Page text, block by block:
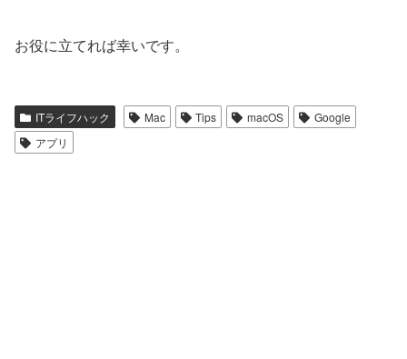
お役に立てれば幸いです。
ITライフハック Mac Tips macOS
Google
アプリ